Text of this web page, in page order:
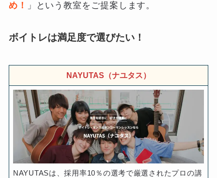
め！
」という教室をご提案します。
ボイトレは満足度で選びたい！
NAYUTAS（ナユタス）
NAYUTASは、採用率10％の選考で厳選されたプロの講